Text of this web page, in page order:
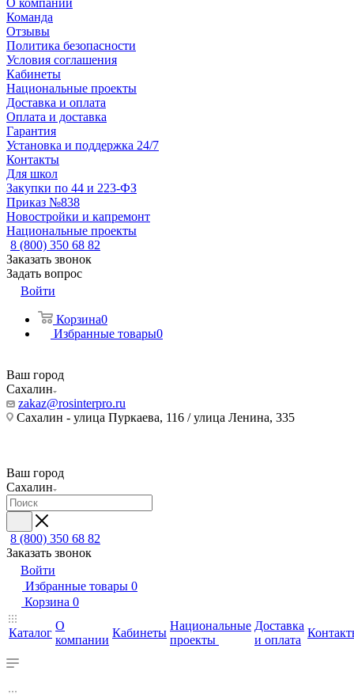
О компании
Команда
Отзывы
Политика безопасности
Условия соглашения
Кабинеты
Национальные проекты
Доставка и оплата
Оплата и доставка
Гарантия
Установка и поддержка 24/7
Контакты
Для школ
Закупки по 44 и 223-ФЗ
Приказ №838
Новостройки и капремонт
Национальные проекты
8 (800) 350 68 82
Заказать звонок
Задать вопрос
Войти
Корзина0
Избранные товары0
Ваш город
Сахалин
zakaz@rosinterpro.ru
Сахалин - улица Пуркаева, 116 / улица Ленина, 335
Ваш город
Сахалин
8 (800) 350 68 82
Заказать звонок
Войти
Избранные товары 0
Корзина 0
Каталог
О
компании
Кабинеты
Национальные
проекты
Доставка
и оплата